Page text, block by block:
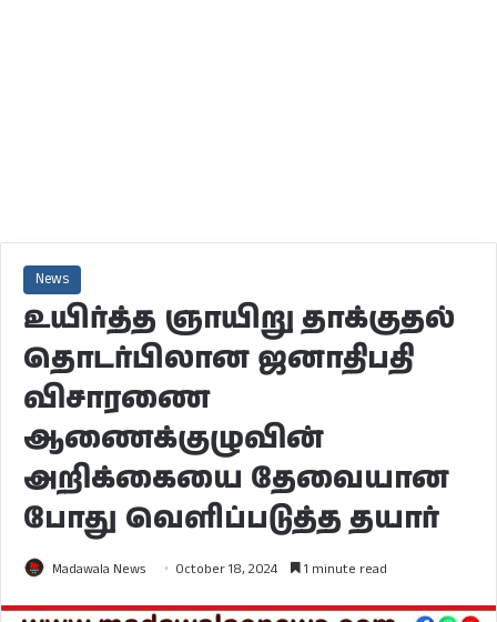
News
உயிர்த்த ஞாயிறு தாக்குதல்
தொடர்பிலான ஜனாதிபதி
விசாரணை
ஆணைக்குழுவின்
அறிக்கையை தேவையான
போது வெளிப்படுத்த தயார்
Madawala News October 18, 2024 1 minute read